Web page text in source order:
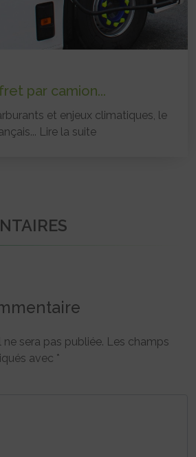
par camion...
et enjeux climatiques, le
Lire la suite
sera pas publiée. Les champs
avec *